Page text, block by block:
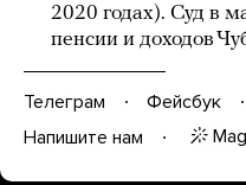
2020 годах). Суд в
пенсии и доходов
Телеграм Фейсбук
Напишите нам